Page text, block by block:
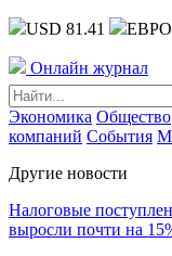
USD 81.41 ЕВРО
Онлайн журнал
Экономика Общество
компаний События
Другие новости
Налоговые
выросли почти на